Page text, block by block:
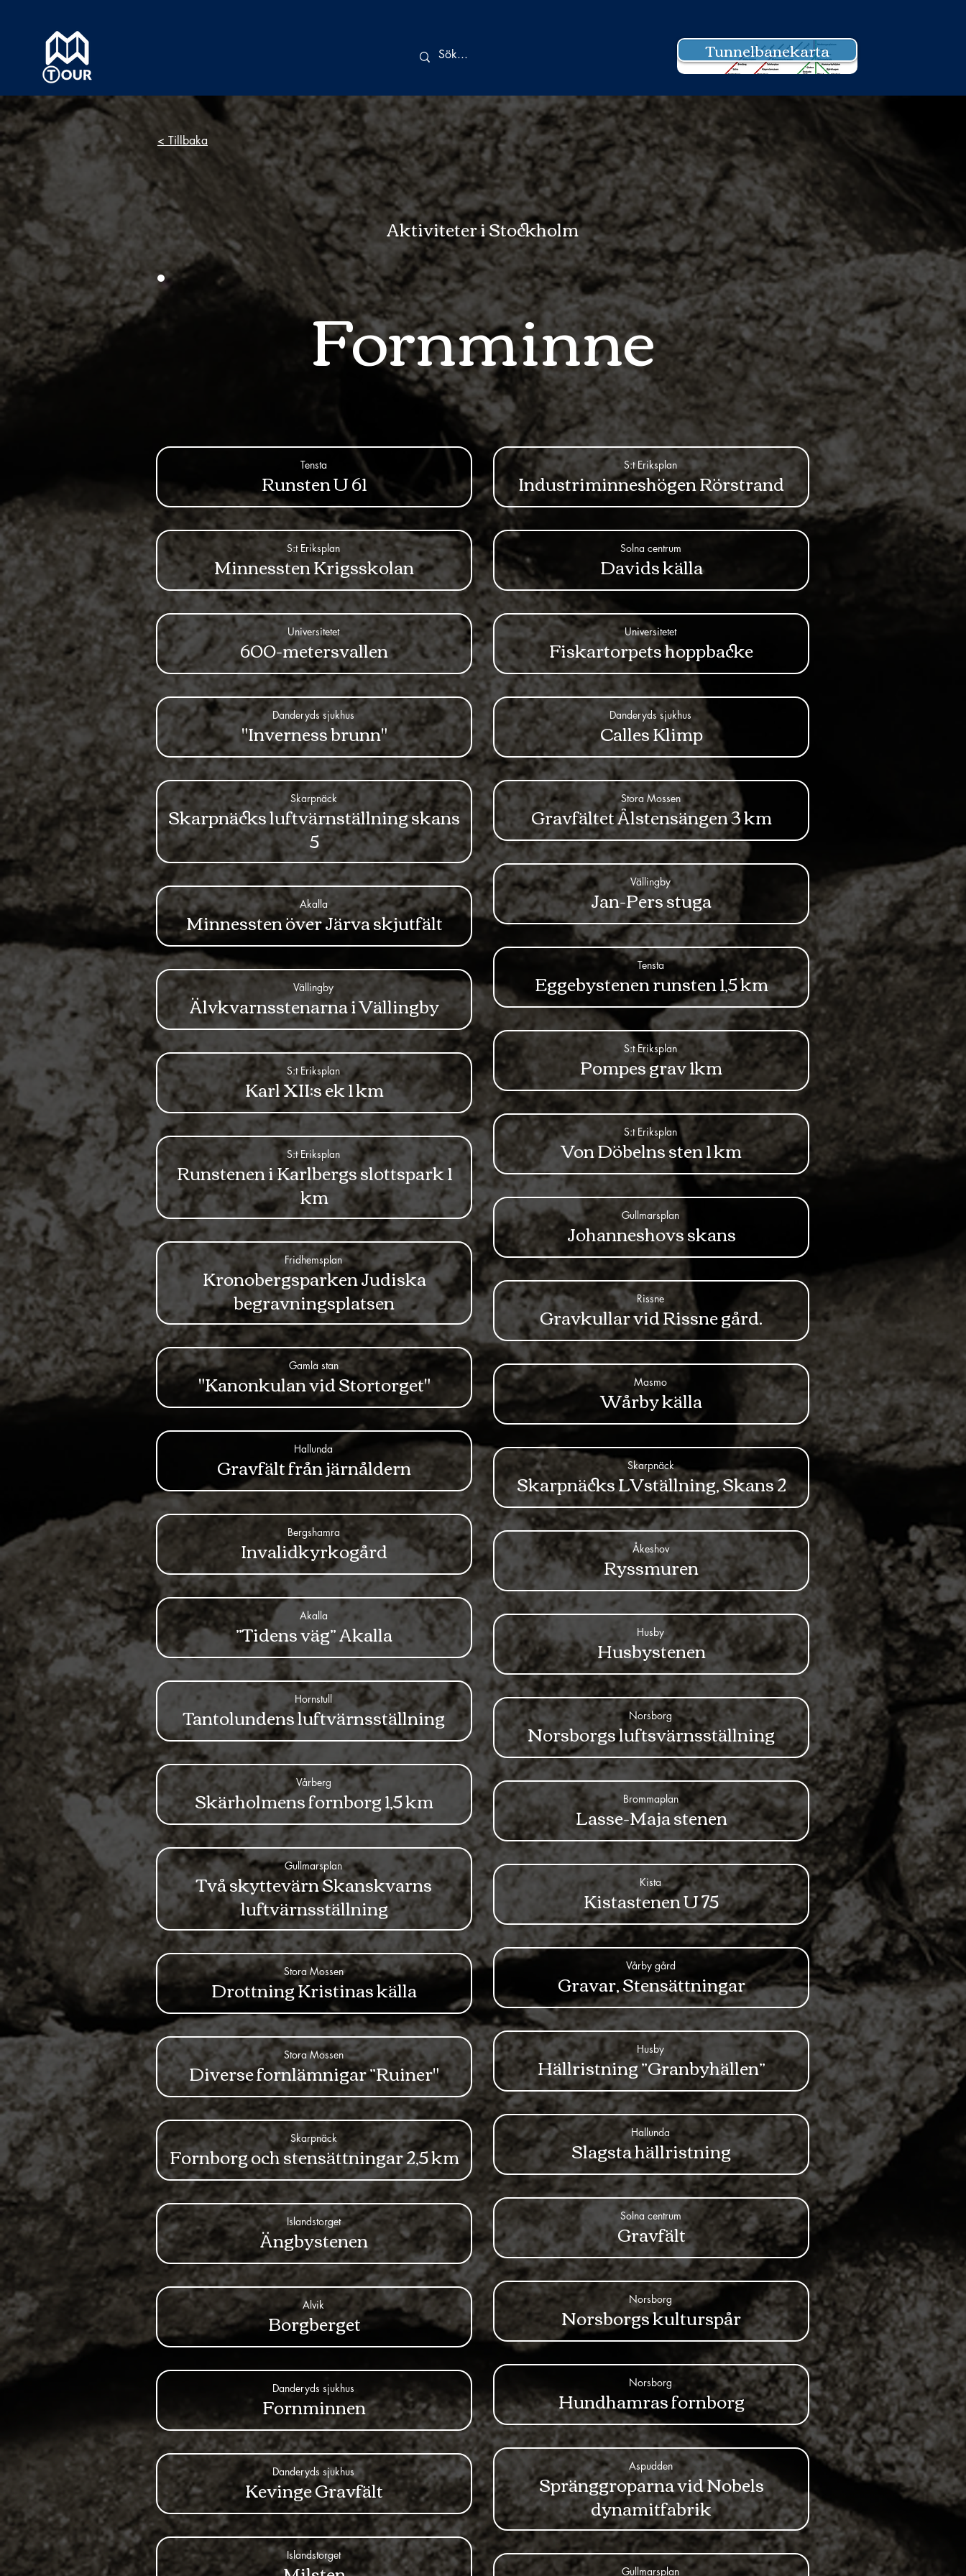
Tunnelbanekarta
< Tillbaka
Aktiviteter i Stockholm
Fornminne
Runsten U 61
Tensta
Minnessten Krigsskolan
S:t Eriksplan
600-metersvallen
Universitetet
"Inverness brunn"
Danderyds sjukhus
Skarpnäcks luftvärnställning skans
5
Skarpnäck
Minnessten över Järva skjutfält
Akalla
Älvkvarnsstenarna i Vällingby
Vällingby
Karl XII:s ek 1 km
S:t Eriksplan
Runstenen i Karlbergs slottspark 1
km
S:t Eriksplan
Kronobergsparken Judiska
begravningsplatsen
Fridhemsplan
"Kanonkulan vid Stortorget"
Gamla stan
Gravfält från järnåldern
Hallunda
Invalidkyrkogård
Bergshamra
”Tidens väg” Akalla
Akalla
Tantolundens luftvärnsställning
Hornstull
Skärholmens fornborg 1,5 km
Vårberg
Två skyttevärn Skanskvarns
luftvärnsställning
Gullmarsplan
Drottning Kristinas källa
Stora Mossen
Diverse fornlämnigar ”Ruiner"
Stora Mossen
Fornborg och stensättningar 2,5 km
Skarpnäck
Ängbystenen
Islandstorget
Borgberget
Alvik
Fornminnen
Danderyds sjukhus
Kevinge Gravfält
Danderyds sjukhus
Islandstorget
Industriminneshögen Rörstrand
S:t Eriksplan
Davids källa
Solna centrum
Fiskartorpets hoppbacke
Universitetet
Calles Klimp
Danderyds sjukhus
Gravfältet Ålstensängen 3 km
Stora Mossen
Jan-Pers stuga
Vällingby
Eggebystenen runsten 1,5 km
Tensta
Pompes grav 1km
S:t Eriksplan
Von Döbelns sten 1 km
S:t Eriksplan
Johanneshovs skans
Gullmarsplan
Gravkullar vid Rissne gård.
Rissne
Wårby källa
Masmo
Skarpnäcks LVställning, Skans 2
Skarpnäck
Ryssmuren
Åkeshov
Husbystenen
Husby
Norsborgs luftsvärnsställning
Norsborg
Lasse-Maja stenen
Brommaplan
Kistastenen U 75
Kista
Gravar, Stensättningar
Vårby gård
Hällristning ”Granbyhällen”
Husby
Slagsta hällristning
Hallunda
Gravfält
Solna centrum
Norsborgs kulturspår
Norsborg
Hundhamras fornborg
Norsborg
Spränggroparna vid Nobels
dynamitfabrik
Aspudden
Gullmarsplan